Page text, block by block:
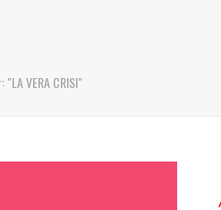
VERA CRISI"